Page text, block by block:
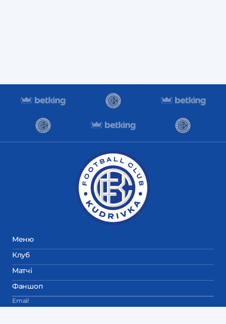
Меню
Клуб
Матчі
Фаншоп
Email